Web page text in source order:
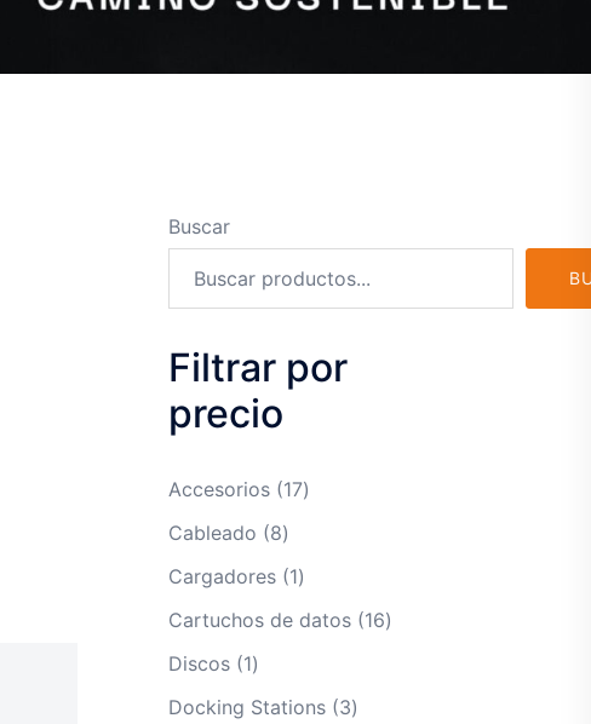
Buscar
Filtrar por
precio
Accesorios 1717
Cableado 88
productos
Cargadores 11
producto
Cartuchos de datos 1616
Discos 11
producto
Docking Stations 33